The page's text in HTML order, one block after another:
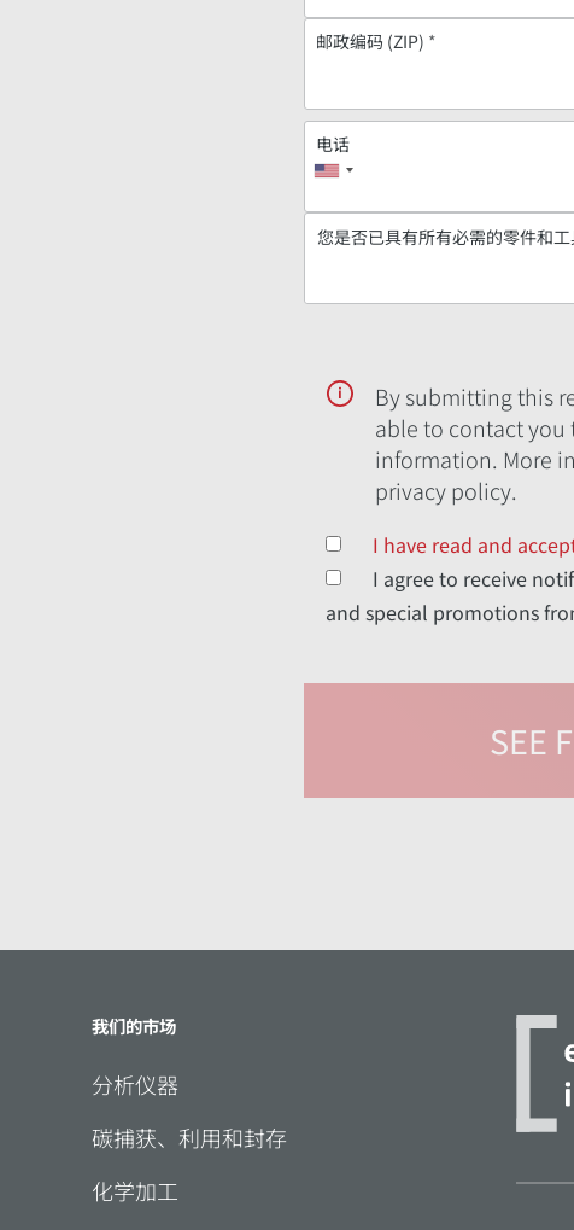
邮政编码 (ZIP) *
电话
您是否已具有所有必需的零件
By submitting this
able to contact
information. More
privacy policy.
I have read and
I agree to receive
and special promotions
我们的市场
分析仪器
碳捕获、利用和封存
化学加工